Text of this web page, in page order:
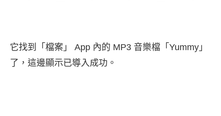
它找到「檔案」 App 內的 MP3 音樂檔「Yummy」
了，這邊顯示已導入成功。